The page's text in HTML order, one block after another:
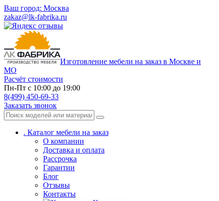
Ваш город: Москва
zakaz@lk-fabrika.ru
Изготовление мебели на заказ в Москве и
МО
Расчёт стоимости
Пн-Пт с 10:00 до 19:00
8(499) 450-69-33
Заказать звонок
. Каталог мебели на заказ
О компании
Доставка и оплата
Рассрочка
Гарантии
Блог
Отзывы
Контакты